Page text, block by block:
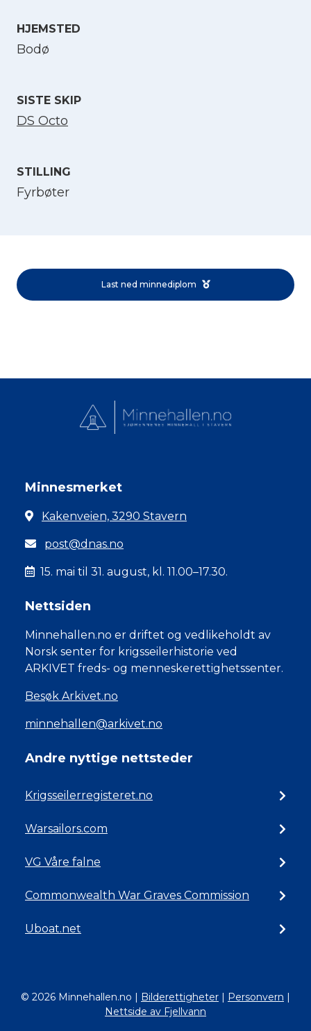
HJEMSTED
Bodø
SISTE SKIP
DS Octo
STILLING
Fyrbøter
Last ned minnediplom
Minnesmerket
Kakenveien, 3290 Stavern
post@dnas.no
15. mai til 31. august, kl. 11.00–17.30.
Nettsiden
Minnehallen.no er driftet og vedlikeholdt av
Norsk senter for krigsseilerhistorie ved
ARKIVET freds- og menneskerettighetssenter.
Besøk Arkivet.no
minnehallen@arkivet.no
Andre nyttige nettsteder
Krigsseilerregisteret.no
Warsailors.com
VG Våre falne
Commonwealth War Graves Commission
Uboat.net
© 2026 Minnehallen.no | Bilderettigheter | Personvern |
Nettside av Fjellvann
Norsk bokmål